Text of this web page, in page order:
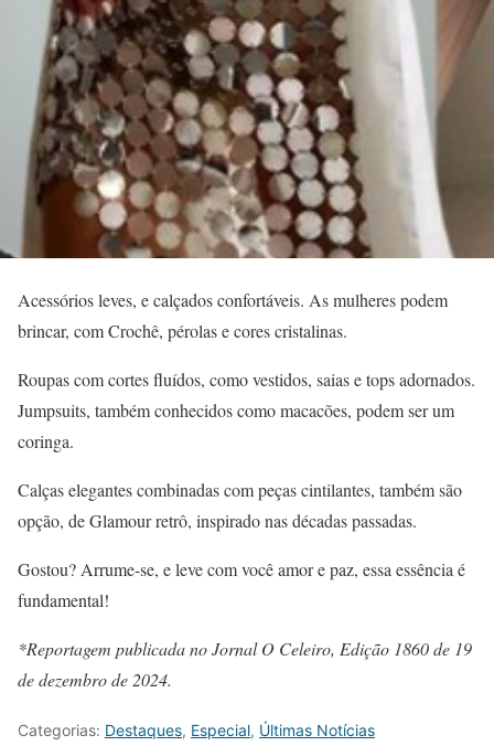
Acessórios leves, e calçados confortáveis. As mulheres podem
brincar, com Crochê, pérolas e cores cristalinas.
Roupas com cortes fluídos, como vestidos, saias e tops adornados.
Jumpsuits, também conhecidos como macacões, podem ser um
coringa.
Calças elegantes combinadas com peças cintilantes, também são
opção, de Glamour retrô, inspirado nas décadas passadas.
Gostou? Arrume-se, e leve com você amor e paz, essa essência é
fundamental!
*Reportagem publicada no Jornal O Celeiro, Edição 1860 de 19
de dezembro de 2024.
Categorias: Destaques, Especial, Últimas Notícias